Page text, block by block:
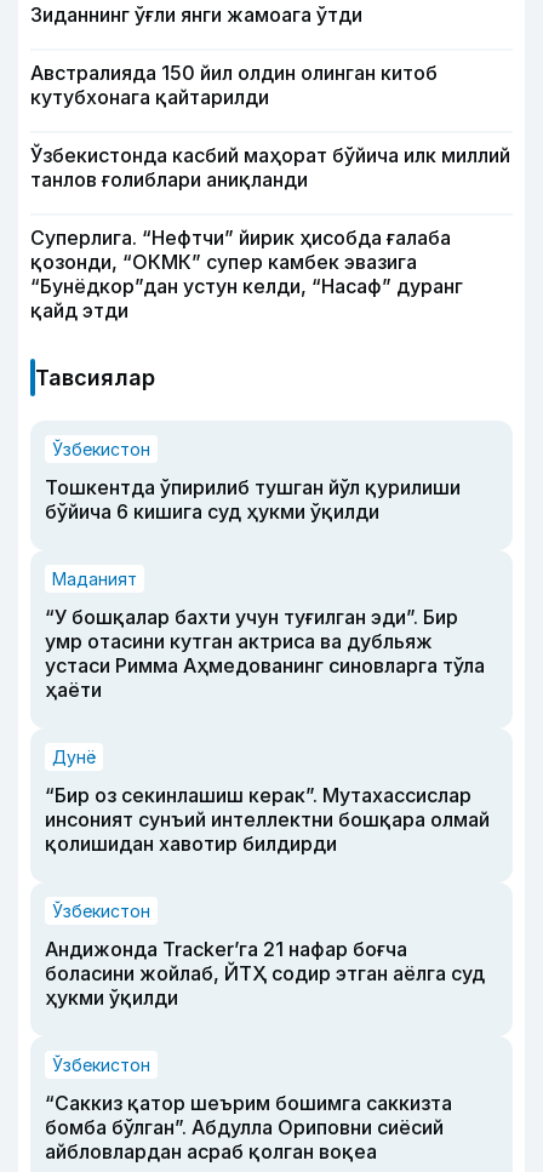
Зиданнинг ўғли янги жамоага ўтди
Австралияда 150 йил олдин олинган китоб
кутубхонага қайтарилди
Ўзбекистонда касбий маҳорат бўйича илк миллий
танлов ғолиблари аниқланди
Суперлига. “Нефтчи” йирик ҳисобда ғалаба
қозонди, “ОКМК” супер камбек эвазига
“Бунёдкор”дан устун келди, “Насаф” дуранг
қайд этди
Тавсиялар
Ўзбекистон
Тошкентда ўпирилиб тушган йўл қурилиши
бўйича 6 кишига суд ҳукми ўқилди
Маданият
“У бошқалар бахти учун туғилган эди”. Бир
умр отасини кутган актриса ва дубльяж
устаси Римма Аҳмедованинг синовларга тўла
ҳаёти
Дунё
“Бир оз секинлашиш керак”. Мутахассислар
инсоният сунъий интеллектни бошқара олмай
қолишидан хавотир билдирди
Ўзбекистон
Андижонда Tracker’га 21 нафар боғча
боласини жойлаб, ЙТҲ содир этган аёлга суд
ҳукми ўқилди
Ўзбекистон
“Саккиз қатор шеърим бошимга саккизта
бомба бўлган”. Абдулла Ориповни сиёсий
айбловлардан асраб қолган воқеа